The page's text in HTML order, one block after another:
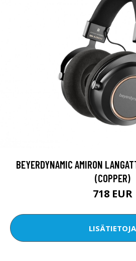
BEYERDYNAMIC AMIRON
(COPPER)
718 EUR
LISÄTIETOJA